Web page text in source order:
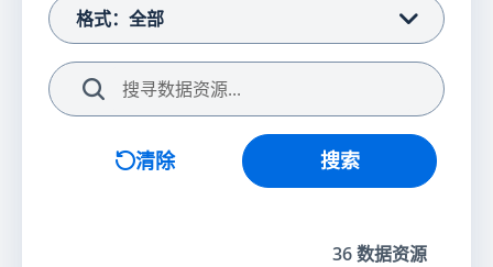
格式：全部
清除 搜索
36数据资源